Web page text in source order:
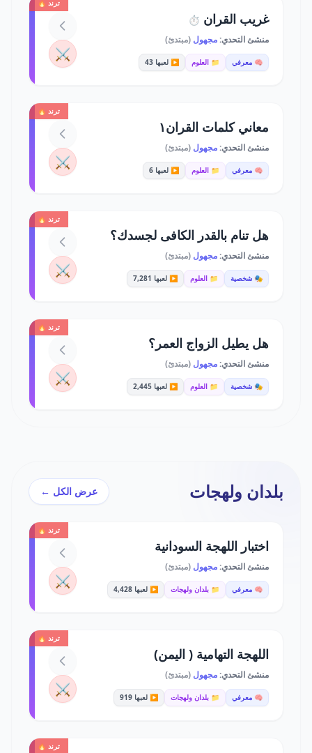
ترند 🔥
غريب القران ⏱️
منشئ التحدي:مجهول (مبتدئ)
🧠 معرفي 📁 العلوم ▶️ لعبها 43 ⚔️
ترند 🔥
معاني كلمات القران١
منشئ التحدي:مجهول (مبتدئ)
🧠 معرفي 📁 العلوم ▶️ لعبها 6 ⚔️
ترند 🔥
هل تنام بالقدر الكافى لجسدك؟
منشئ التحدي:مجهول (مبتدئ)
🎭 شخصية 📁 العلوم ▶️ لعبها 7,281 ⚔️
ترند 🔥
هل يطيل الزواج العمر؟
منشئ التحدي:مجهول (مبتدئ)
🎭 شخصية 📁 العلوم ▶️ لعبها 2,445 ⚔️
بلدان ولهجات عرض الكل ←
ترند 🔥
اختبار اللهجة السودانية
منشئ التحدي:مجهول (مبتدئ)
🧠 معرفي 📁 بلدان ولهجات ▶️ لعبها 4,428 ⚔️
ترند 🔥
اللهجة التهامية ( اليمن)
منشئ التحدي:مجهول (مبتدئ)
🧠 معرفي 📁 بلدان ولهجات ▶️ لعبها 919 ⚔️
ترند 🔥